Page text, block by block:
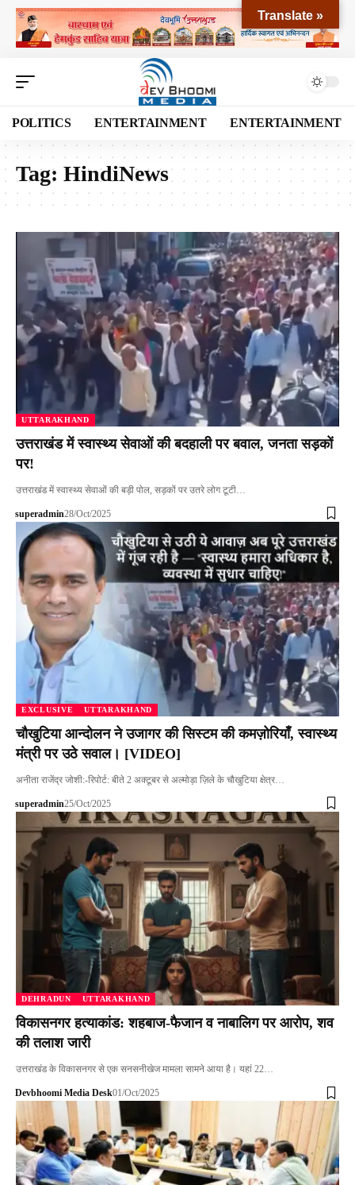
POLITICS ENTERTAINMENT ENTERTAINMENT
Tag: HindiNews
UTTARAKHAND
उत्तराखंड में स्वास्थ्य सेवाओं की बदहाली पर बवाल, जनता सड़कों
पर!
उत्तराखंड में स्वास्थ्य सेवाओं की बड़ी पोल, सड़कों पर उतरे लोग टूटी…
superadmin28/Oct/2025
EXCLUSIVE UTTARAKHAND
चौखुटिया आन्दोलन ने उजागर की सिस्टम की कमज़ोरियाँ, स्वास्थ्य
मंत्री पर उठे सवाल। [VIDEO]
अनीता राजेंद्र जोशी:-रिपोर्ट: बीते 2 अक्टूबर से अल्मोड़ा ज़िले के चौखुटिया क्षेत्र…
superadmin25/Oct/2025
DEHRADUN UTTARAKHAND
विकासनगर हत्याकांड: शहबाज-फैजान व नाबालिग पर आरोप, शव
की तलाश जारी
उत्तराखंड के विकासनगर से एक सनसनीखेज मामला सामने आया है। यहां 22…
Devbhoomi Media Desk01/Oct/2025
Translate »